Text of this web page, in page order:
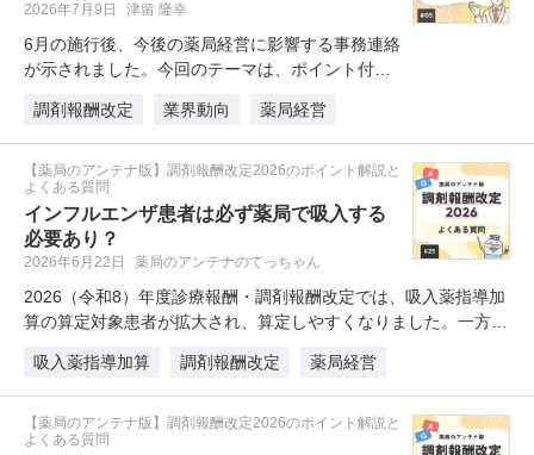
2026年7月9日 津留 隆幸
6月の施行後、今後の薬局経営に影響する事務連絡
が示されました。今回のテーマは、ポイント付与
調剤報酬改定
業界動向 薬局経営
【薬局のアンテナ版】調剤報酬改定2026のポイント解説と
よくある質問
インフルエンザ患者は必ず薬局で吸入する
必要あり？
2026年6月22日 薬局のアンテナのてっちゃん
2026（令和8）年度診療報酬・調剤報酬改定では、吸入薬指導加
算の算定対象患者が拡大され、算定しやすくなりました。一方
吸入薬指導加算
調剤報酬改定 薬局経営
【薬局のアンテナ版】調剤報酬改定2026のポイント解説と
よくある質問